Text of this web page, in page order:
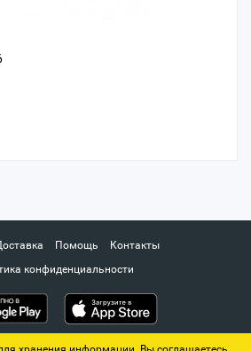
Помощь
Контакты
конфиденциальности